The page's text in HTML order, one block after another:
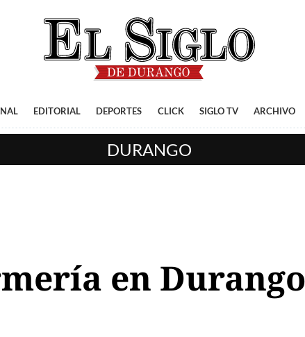
EDITORIAL DEPORTES CLICK SIGLO TV ARCHIVO
DURANGO
en